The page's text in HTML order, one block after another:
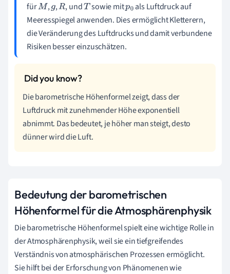
fürM ,g,R , undT sowie mitp
0
als Luftdruck auf
Meeresspiegel anwenden. Dies ermöglicht Kletterern,
die Veränderung des Luftdrucks und damit verbundene
Risiken besser einzuschätzen.
Die barometrische Höhenformel zeigt, dass der
Luftdruck mit zunehmender Höhe exponentiell
abnimmt. Das bedeutet, je höher man steigt, desto
dünner wird die Luft.
Bedeutung der barometrischen
Höhenformel für die Atmosphärenphysik
Die barometrische Höhenformel spielt eine wichtige Rolle in
der Atmosphärenphysik, weil sie ein tiefgreifendes
Verständnis von atmosphärischen Prozessen ermöglicht.
Sie hilft bei der Erforschung von Phänomenen wie